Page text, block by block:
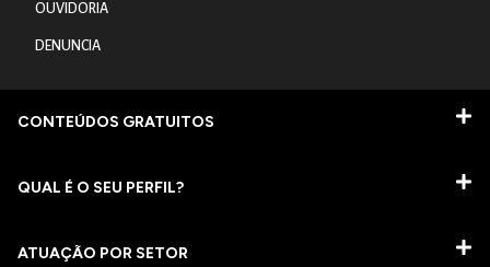
OUVIDORIA
DENUNCIA
CONTEÚDOS GRATUITOS
QUAL É O SEU PERFIL?
ATUAÇÃO POR SETOR